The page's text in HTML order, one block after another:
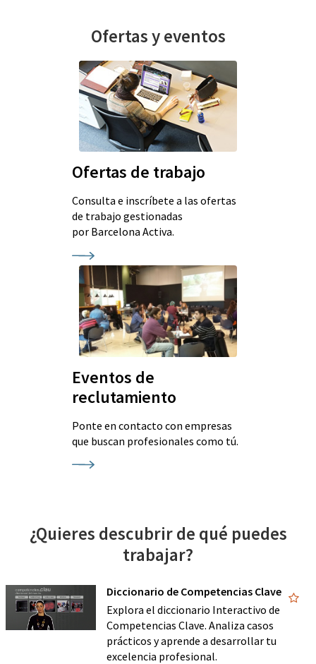
Ofertas y eventos
Ofertas de trabajo
Consulta e inscríbete a las ofertas
de trabajo gestionadas
por Barcelona Activa.
Eventos de
reclutamiento
Ponte en contacto con empresas
que buscan profesionales como tú.
¿Quieres descubrir de qué puedes
trabajar?
Diccionario de Competencias Clave
Explora el diccionario Interactivo de
Competencias Clave. Analiza casos
prácticos y aprende a desarrollar tu
excelencia profesional.